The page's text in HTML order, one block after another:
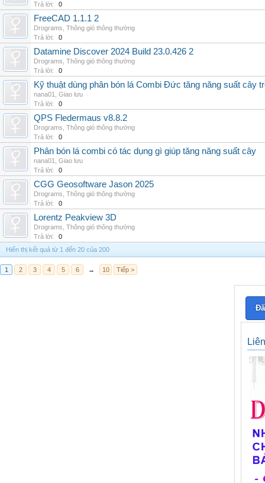
Trả lời:
0
FreeCAD 1.1.1 2
Drograms Thông gió thông thường
Trả lời:
0
Datamine Discover 2024 Build 23.0.426 2
Drograms Thông gió thông thường
Trả lời:
0
Kỹ thuật dùng phân bón lá Combi Đức tăng năng suất cây
nana01
Giao lưu
Trả lời:
0
QPS Fledermaus v8.8.2
Drograms Thông gió thông thường
Trả lời:
0
Phân bón lá combi có tác dụng gì giúp tăng năng suất cây
nana01
Giao lưu
Trả lời:
0
CGG Geosoftware Jason 2025
Drograms Thông gió thông thường
Trả lời:
0
Lorentz Peakview 3D
Drograms Thông gió thông thường
Trả lời:
0
Hiển thị kết quả từ 1 đến 20 của 200
1 2 3 4 5 6 → 10 Tiếp >